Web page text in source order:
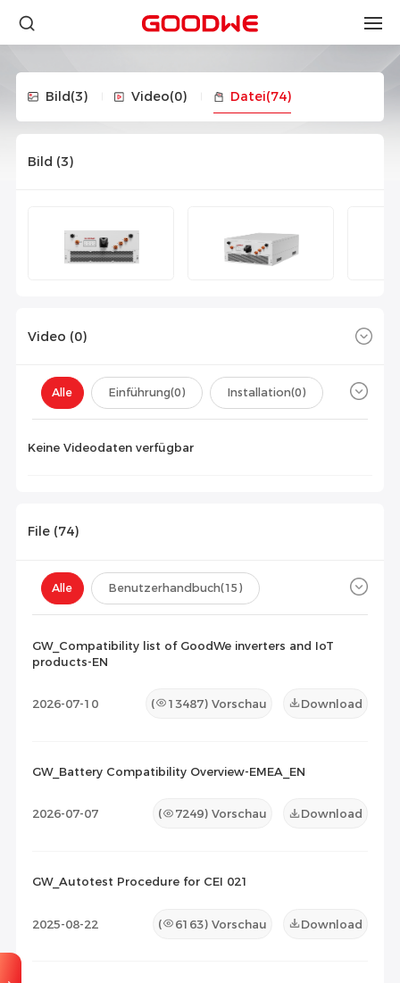
Bild(3) Video(0) Datei(74)
Bild (3)
Video (0)
Alle Einführung(0) Installation(0)
Keine Videodaten verfügbar
File (74)
Alle Benutzerhandbuch(15)
Kompatibilitätsliste
Wartungsdokument (0) Sonstiges (0)
GW_Compatibility list of GoodWe inverters and IoT
products-EN
2026-07-10 ( 13487) Vorschau Download
GW_Battery Compatibility Overview-EMEA_EN
2026-07-07 ( 7249) Vorschau Download
GW_Autotest Procedure for CEI 021
2025-08-22 ( 6163) Vorschau Download